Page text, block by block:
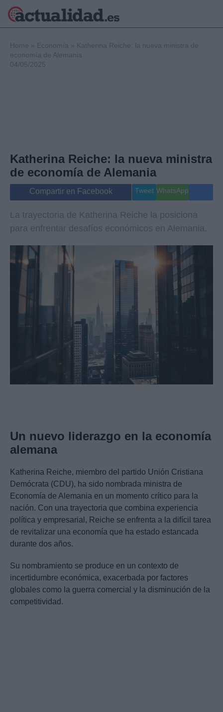
Internacional
Viajes
Gente
Musica
Home » Economía » Katherina Reiche: la nueva ministra de
economía de Alemania
04/05/2025
Katherina Reiche: la nueva ministra
de economía de Alemania
Compartir en Facebook Tweet WhatsApp
La trayectoria de Katherina Reiche la posiciona
para enfrentar desafíos económicos en Alemania.
Un nuevo liderazgo en la economía
alemana
Katherina Reiche, miembro del partido Unión Cristiana
Demócrata (CDU), ha sido nombrada ministra de
Economía de Alemania en un momento crítico para la
nación. Con una trayectoria que combina experiencia
política y empresarial, Reiche se enfrenta a la difícil tarea
de revitalizar una economía que ha estado estancada
durante dos años.
Su nombramiento se produce en un contexto de
incertidumbre económica, exacerbada por factores
globales como la guerra comercial y la disminución de la
competitividad.